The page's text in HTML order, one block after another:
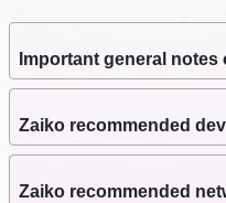
▼イ
11/
2部
※追
Important general notes
Zaiko recommended
Zaiko recommended